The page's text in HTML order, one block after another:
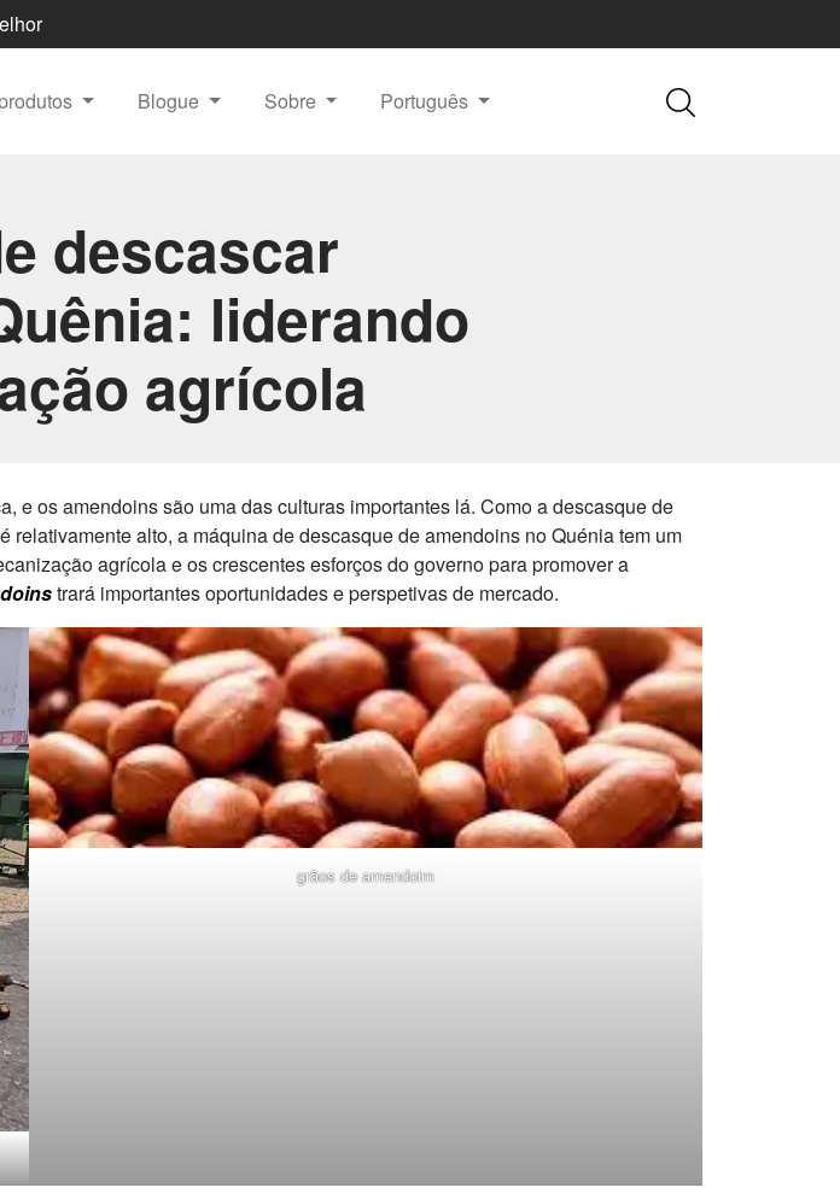
produtos Blogue Sobre Português
descascar
liderando
agrícola
e os amendoins são uma das culturas importantes lá. Como a descasque de
alto, a máquina de descasque de amendoins no Quénia tem um
agrícola e os crescentes esforços do governo para promover a
trará importantes oportunidades e perspetivas de mercado.
grãos de amendoim